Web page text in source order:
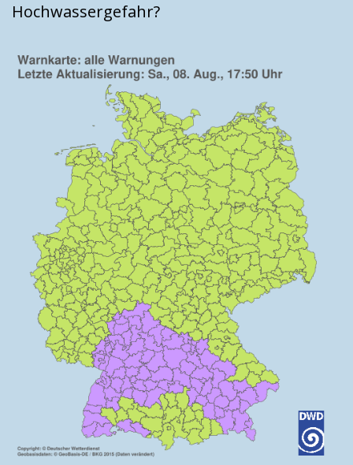
Hochwassergefahr?